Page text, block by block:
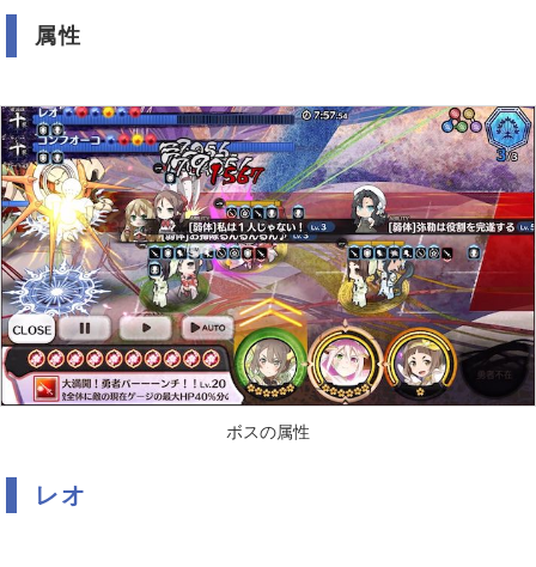
属性
ボスの属性
レオ